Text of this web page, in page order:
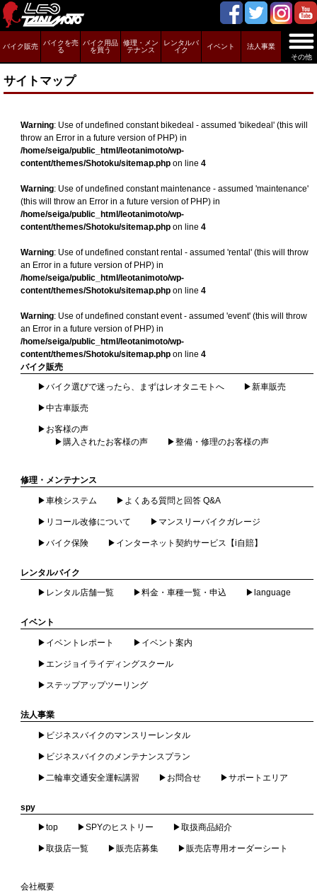
その他
バイク販売
バイクを売
る
バイク用品
を買う
修理・メン
テナンス
レンタルバ
イク
イベント 法人事業
サイトマップ
Warning: Use of undefined constant bikedeal - assumed 'bikedeal' (this will
throw an Error in a future version of PHP) in
/home/seiga/public_html/leotanimoto/wp-
content/themes/Shotoku/sitemap.php on line 4
Warning: Use of undefined constant maintenance - assumed 'maintenance'
(this will throw an Error in a future version of PHP) in
/home/seiga/public_html/leotanimoto/wp-
content/themes/Shotoku/sitemap.php on line 4
Warning: Use of undefined constant rental - assumed 'rental' (this will throw
an Error in a future version of PHP) in
/home/seiga/public_html/leotanimoto/wp-
content/themes/Shotoku/sitemap.php on line 4
Warning: Use of undefined constant event - assumed 'event' (this will throw
an Error in a future version of PHP) in
/home/seiga/public_html/leotanimoto/wp-
content/themes/Shotoku/sitemap.php on line 4
バイク販売
バイク選びで迷ったら、まずはレオタニモトへ 新車販売
中古車販売
お客様の声
購入されたお客様の声
整備・修理のお客様の声
修理・メンテナンス
車検システム よくある質問と回答 Q&A
リコール改修について マンスリーバイクガレージ
バイク保険 インターネット契約サービス【i自賠】
レンタルバイク
レンタル店舗一覧 料金・車種一覧・申込 language
イベント
イベントレポート イベント案内
エンジョイライディングスクール
ステップアップツーリング
法人事業
ビジネスバイクのマンスリーレンタル
ビジネスバイクのメンテナンスプラン
二輪車交通安全運転講習 お問合せ サポートエリア
spy
top SPYのヒストリー 取扱商品紹介
取扱店一覧 販売店募集 販売店専用オーダーシート
会社概要